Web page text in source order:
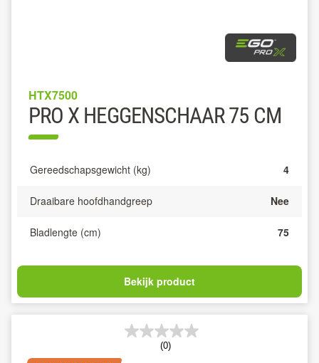
HTX7500
PRO X HEGGENSCHAAR 75 CM
Gereedschapsgewicht (kg) 4
Draaibare hoofdhandgreep Nee
Bladlengte (cm) 75
Bekijk product
(0)